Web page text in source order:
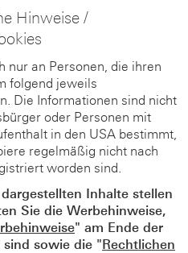
Hinweise /
nur an Personen, die ihren
folgend jeweils
Die Informationen sind nicht
oder Personen mit
in den USA bestimmt,
regelmäßig nicht nach
worden sind.
Inhalte stellen
Sie die Werbehinweise,
" am Ende der
sowie die "Rechtlichen